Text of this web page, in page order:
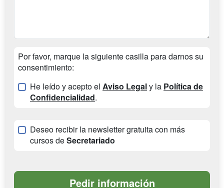
Por favor, marque la siguiente casilla para darnos su
consentimiento:
He leído y acepto el Aviso Legaly la Política de
Confidencialidad.
Deseo recibir la newsletter gratuita con más
cursos deSecretariado